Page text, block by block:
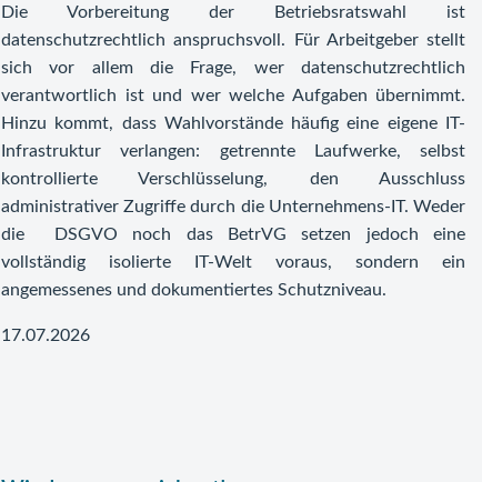
Die Vorbereitung der Betriebsratswahl ist
datenschutzrechtlich anspruchsvoll. Für Arbeitgeber stellt
sich vor allem die Frage, wer datenschutzrechtlich
verantwortlich ist und wer welche Aufgaben übernimmt.
Hinzu kommt, dass Wahlvorstände häufig eine eigene IT-
Infrastruktur verlangen: getrennte Laufwerke, selbst
kontrollierte Verschlüsselung, den Ausschluss
administrativer Zugriffe durch die Unternehmens-IT. Weder
die DSGVO noch das BetrVG setzen jedoch eine
vollständig isolierte IT-Welt voraus, sondern ein
angemessenes und dokumentiertes Schutzniveau.
17.07.2026